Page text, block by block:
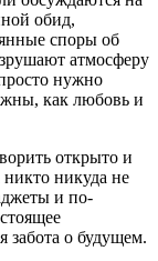
обид,
споры об
атмосферу
нужно
как любовь и
открыто и
никуда не
и по-
о будущем.